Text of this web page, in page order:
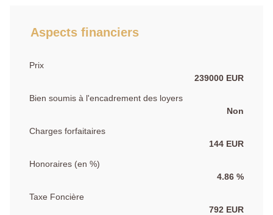
Aspects financiers
Prix
239000 EUR
Bien soumis à l'encadrement des loyers
Non
Charges forfaitaires
144 EUR
Honoraires (en %)
4.86 %
Taxe Foncière
792 EUR